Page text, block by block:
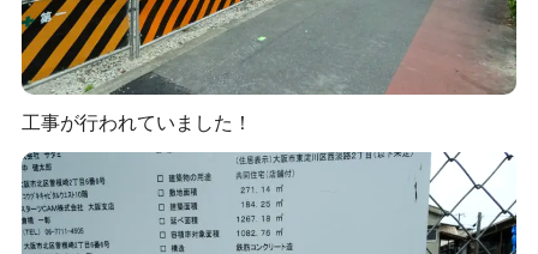
工事が行われていました！